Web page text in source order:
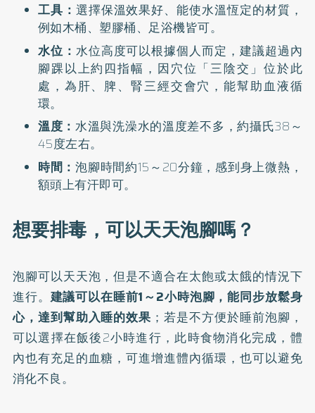
工具： 選擇保溫效果好、能使水溫恆定的材質，
例如木桶、塑膠桶、足浴機皆可。
水位： 水位高度可以根據個人而定，建議超過內
腳踝以上約四指幅，因穴位「三陰交」位於此
處，為肝、脾、腎三經交會穴，能幫助血液循
環。
溫度：水溫與洗澡水的溫度差不多，約攝氏38～
45度左右。
時間：泡腳時間約15～20分鐘，感到身上微熱，
額頭上有汗即可。
想要排毒，可以天天泡腳嗎？
泡腳可以天天泡，但是不適合在太飽或太餓的情況下
進行。建議可以在睡前1～2小時泡腳，能同步放鬆身
心，達到幫助入睡的效果 ；若是不方便於睡前泡腳，
可以選擇在飯後2小時進行，此時食物消化完成，體
內也有充足的血糖，可進增進體內循環，也可以避免
消化不良。